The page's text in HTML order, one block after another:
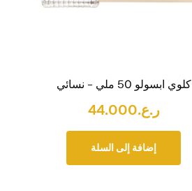
كلوي ابسولو 50 ملي – نسائي
ر.ع.44.000
إضافة إلى السلة